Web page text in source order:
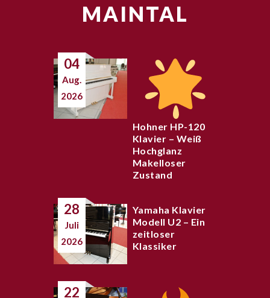
MAINTAL
04
Aug.
2026
Hohner HP-120
Klavier – Weiß
Hochglanz
Makelloser
Zustand
28
Juli
2026
Yamaha Klavier
Modell U2 – Ein
zeitloser
Klassiker
22